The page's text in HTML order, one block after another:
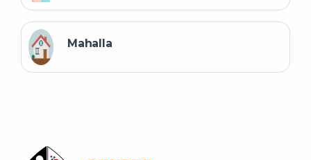
Mahalla